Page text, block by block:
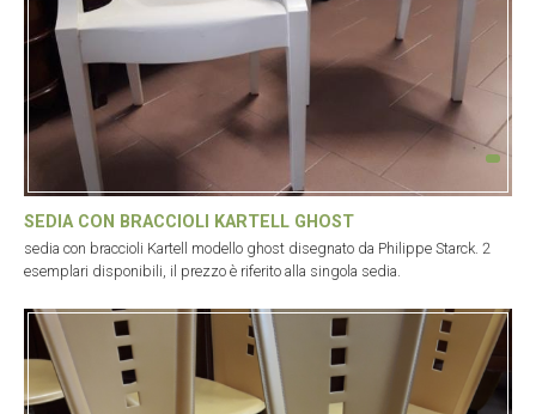
SEDIA CON BRACCIOLI KARTELL GHOST
sedia con braccioli Kartell modello ghost disegnato da Philippe Starck. 2
esemplari disponibili, il prezzo è riferito alla singola sedia.